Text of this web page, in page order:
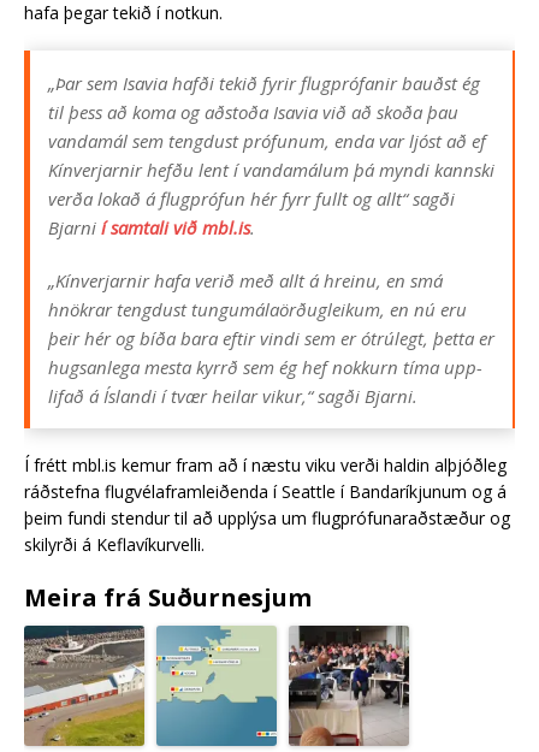
hafa þegar tekið í notk­un.
„Þar sem Isa­via hafði tekið fyr­ir flug­próf­an­ir bauðst ég
til þess að koma og aðstoða Isa­via við að skoða þau
vanda­mál sem tengd­ust próf­un­um, enda var ljóst að ef
Kín­verj­arn­ir hefðu lent í vanda­mál­um þá myndi kannski
verða lokað á flug­próf­un hér fyrr fullt og allt“ sagði
Bjarni í samtali við mbl.is.
„Kín­verj­arn­ir hafa verið með allt á hreinu, en smá
hnökr­ar tengd­ust tungu­mála­örðug­leik­um, en nú eru
þeir hér og bíða bara eft­ir vindi sem er ótrú­legt, þetta er
hugs­an­lega mesta kyrrð sem ég hef nokk­urn tíma upp­
lifað á Íslandi í tvær heil­ar vik­ur,“ sagði Bjarni.
Í frétt mbl.is kemur fram að í næstu viku verði hald­in alþjóðleg
ráðstefna flug­véla­fram­leiðenda í Seattle í Banda­ríkj­un­um og á
þeim fundi stend­ur til að upp­lýsa um flug­próf­un­araðstæður og
skil­yrði á Kefla­vík­ur­velli.
Meira frá Suðurnesjum